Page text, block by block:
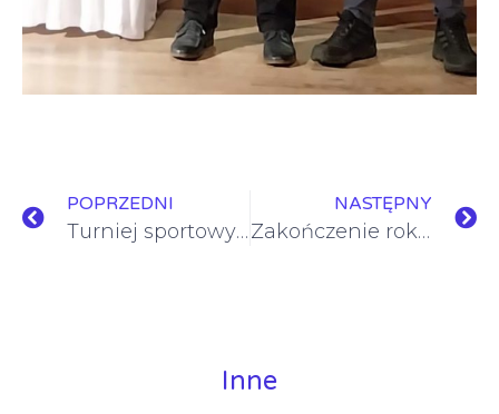
POPRZEDNI
Turniej sportowy z okazji jubileuszu 720-lecia Wędryni
NASTĘPNY
Zakończenie roku szkolnego – wzruszenia, śmiech „Nie płacz, Mańku” i „Uczeń na Medal”
Inne